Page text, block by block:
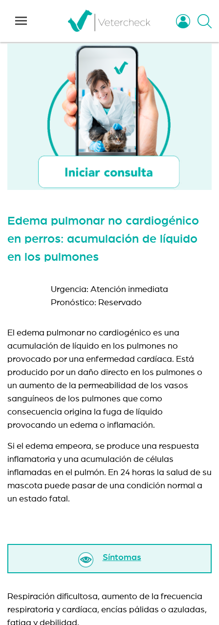
Edema pulmonar no cardiogénico
en perros: acumulación de líquido
en los pulmones
Urgencia: Atención inmediata
Pronóstico: Reservado
El edema pulmonar no cardiogénico es una
acumulación de líquido en los pulmones no
provocado por una enfermedad cardíaca. Está
producido por un daño directo en los pulmones o
un aumento de la permeabilidad de los vasos
sanguíneos de los pulmones que como
consecuencia origina la fuga de líquido
provocando un edema o inflamación.
Si el edema empeora, se produce una respuesta
inflamatoria y una acumulación de células
inflamadas en el pulmón. En 24 horas la salud de su
mascota puede pasar de una condición normal a
un estado fatal.
Síntomas
Respiración dificultosa, aumento de la frecuencia
respiratoria y cardíaca, encías pálidas o azuladas,
fatiga y debilidad.